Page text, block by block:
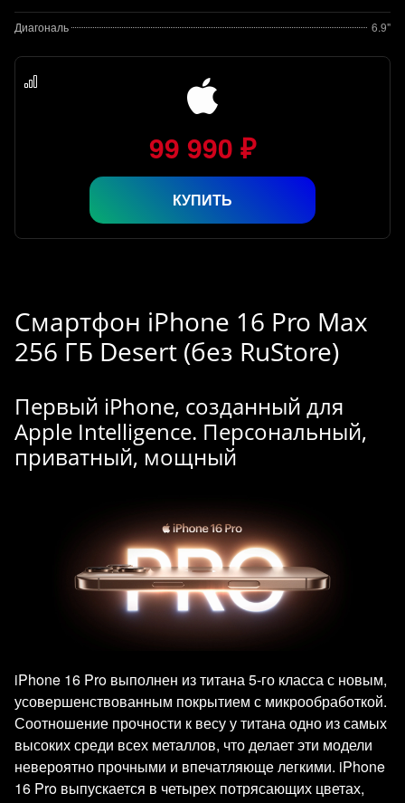
Диагональ 6.9"
99 990 ₽
КУПИТЬ
Смартфон iPhone 16 Pro Max
256 ГБ Desert (без RuStore)
Первый iPhone, созданный для
Apple Intelligence. Персональный,
приватный, мощный
iPhone 16 Pro выполнен из титана 5-го класса с новым,
усовершенствованным покрытием с микрообработкой.
Соотношение прочности к весу у титана одно из самых
высоких среди всех металлов, что делает эти модели
невероятно прочными и впечатляюще легкими. iPhone
16 Pro выпускается в четырех потрясающих цветах,